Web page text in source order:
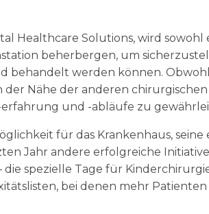
Healthcare Solutions, wird sowohl
beherbergen, um
behandelt werden können.
der Nähe der anderen
und -abläufe zu
für das Krankenhaus, seine
Jahr andere erfolgreiche
spezielle Tage für
bei denen mehr